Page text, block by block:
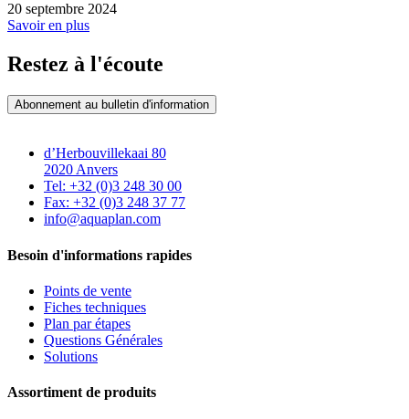
20 septembre 2024
Savoir en plus
Restez à l'écoute
Abonnement au bulletin d'information
d’Herbouvillekaai 80
2020 Anvers
Tel: +32 (0)3 248 30 00
Fax: +32 (0)3 248 37 77
info@aquaplan.com
Besoin d'informations rapides
Points de vente
Fiches techniques
Plan par étapes
Questions Générales
Solutions
Assortiment de produits